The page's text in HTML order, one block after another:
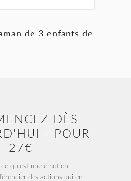
de 3 enfants de
DÈS
- POUR
27€
qu'est une émotion,
des actions qui en